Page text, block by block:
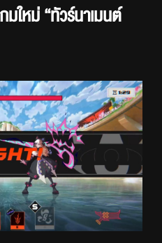
ใหม่ “ทัวร์นาเมนต์